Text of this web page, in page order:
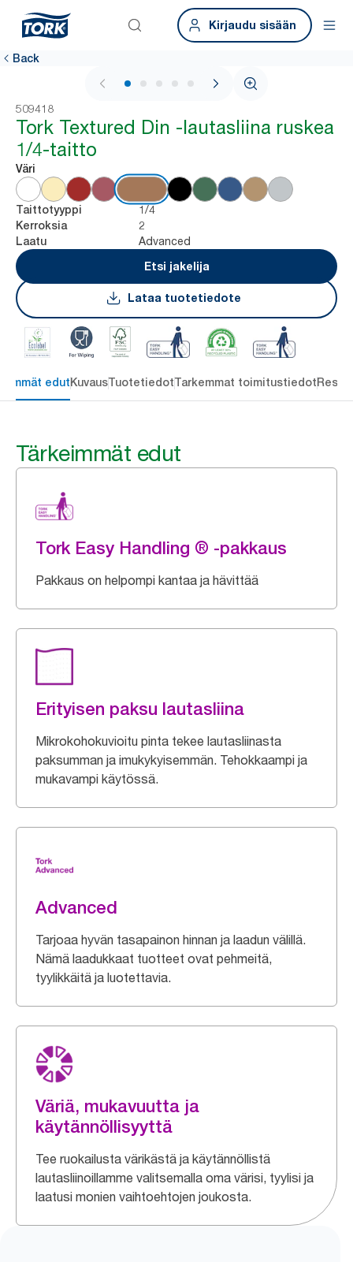
Kirjaudu sisään
Back
1 / 5
509418
Tork Textured Din -lautasliina ruskea
1/4-taitto
Väri
Taittotyyppi 1/4
Kerroksia 2
Laatu
Advanced
Etsi jakelija
Lataa tuotetiedote
edutKuvausTuotetiedotTarkemmat toimitustiedot
Tärkeimmät edut
Tork Easy Handling ® -pakkaus
Pakkaus on helpompi kantaa ja hävittää
Erityisen paksu lautasliina
Mikrokohokuvioitu pinta tekee lautasliinasta
paksumman ja imukykyisemmän. Tehokkaampi ja
mukavampi käytössä.
Advanced
Tarjoaa hyvän tasapainon hinnan ja laadun välillä.
Nämä laadukkaat tuotteet ovat pehmeitä,
tyylikkäitä ja luotettavia.
Väriä, mukavuutta ja
käytännöllisyyttä
Tee ruokailusta värikästä ja käytännöllistä
lautasliinoillamme valitsemalla oma värisi, tyylisi ja
laatusi monien vaihtoehtojen joukosta.